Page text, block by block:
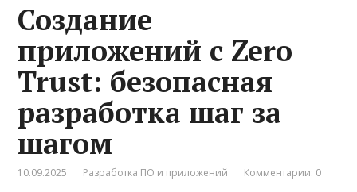
Создание
приложений с Zero
Trust: безопасная
разработка шаг за
шагом
10.09.2025 Разработка ПО и приложений Комментарии: 0